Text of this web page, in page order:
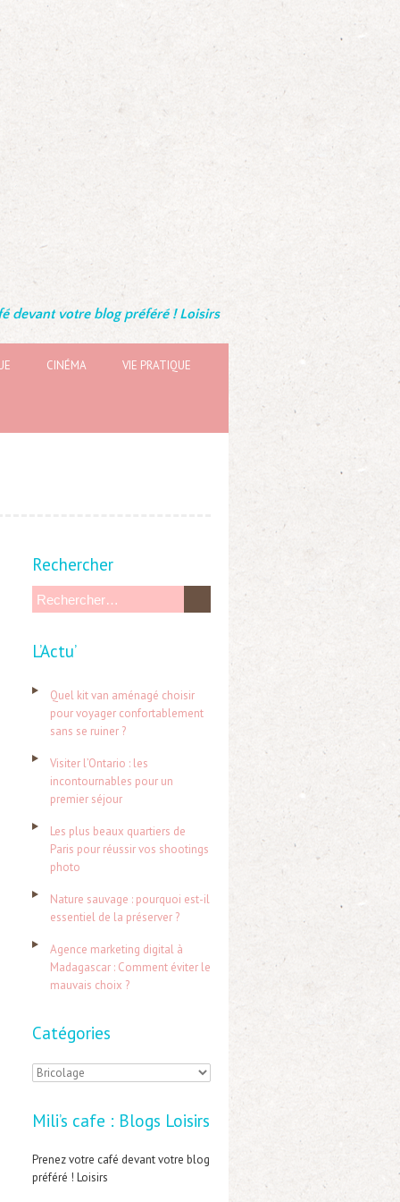
devant votre blog préféré ! Loisirs
CINÉMA VIE PRATIQUE
Rechercher
c
:
L’Actu’
Quel kit van aménagé choisir
pour voyager confortablement
sans se ruiner ?
Visiter l’Ontario : les
incontournables pour un
premier séjour
Les plus beaux quartiers de
Paris pour réussir vos shootings
photo
Nature sauvage : pourquoi est-il
essentiel de la préserver ?
Agence marketing digital à
Madagascar : Comment éviter le
mauvais choix ?
Catégories
C
t
é
g
Mili’s cafe : Blogs Loisirs
Prenez votre café devant votre blog
préféré ! Loisirs